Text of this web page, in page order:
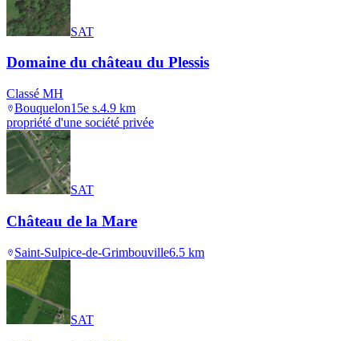
SAT
Domaine du château du Plessis
Classé MH
Bouquelon15e s.4.9 km
propriété d'une société privée
SAT
Château de la Mare
Saint-Sulpice-de-Grimbouville6.5 km
SAT